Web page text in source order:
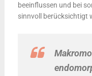
beeinflussen und bei
sinnvoll berücksichtigt